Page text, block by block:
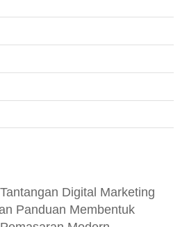
Digital Marketing
Panduan Membentuk